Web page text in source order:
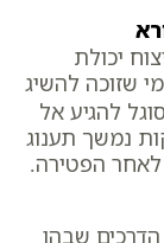
יכולת
שזוכה להשיג
להגיע אל
נמשך תענוג
לאחר הפטירה.
שבהן